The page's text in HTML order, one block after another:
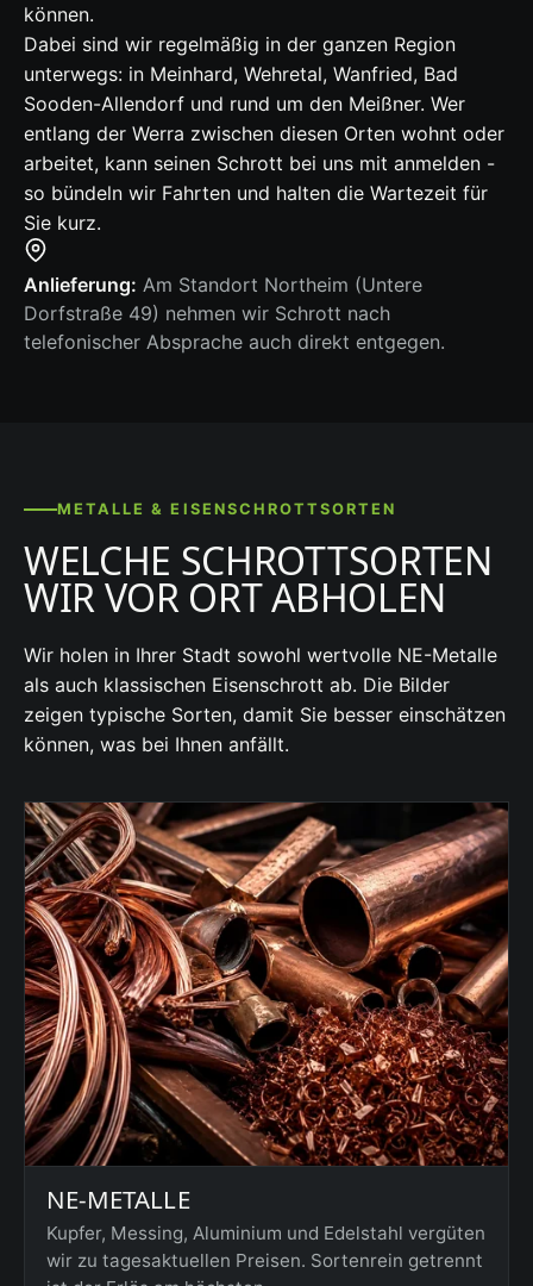
können.
Dabei sind wir regelmäßig in der ganzen Region
unterwegs: in Meinhard, Wehretal, Wanfried, Bad
Sooden-Allendorf und rund um den Meißner. Wer
entlang der Werra zwischen diesen Orten wohnt oder
arbeitet, kann seinen Schrott bei uns mit anmelden -
so bündeln wir Fahrten und halten die Wartezeit für
Sie kurz.
Anlieferung: Am Standort Northeim (Untere
Dorfstraße 49) nehmen wir Schrott nach
telefonischer Absprache auch direkt entgegen.
METALLE & EISENSCHROTTSORTEN
WELCHE SCHROTTSORTEN
WIR VOR ORT ABHOLEN
Wir holen in Ihrer Stadt sowohl wertvolle NE-Metalle
als auch klassischen Eisenschrott ab. Die Bilder
zeigen typische Sorten, damit Sie besser einschätzen
können, was bei Ihnen anfällt.
NE-METALLE
Kupfer, Messing, Aluminium und Edelstahl vergüten
wir zu tagesaktuellen Preisen. Sortenrein getrennt